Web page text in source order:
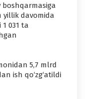
boshqarmasiga
yillik davomida
031 ta
5,7 mlrd
ish qo‘zg‘atildi